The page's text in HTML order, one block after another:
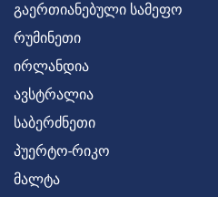
გაერთიანებული სამეფო
რუმინეთი
ირლანდია
ავსტრალია
საბერძნეთი
პუერტო-რიკო
მალტა